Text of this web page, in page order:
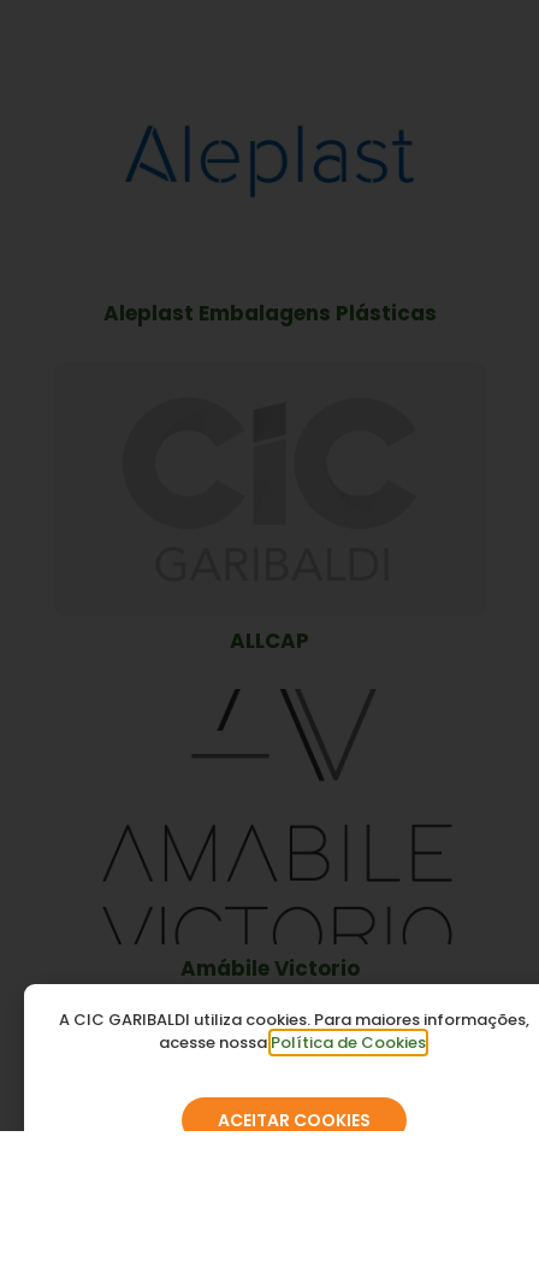
Aleplast Embalagens Plásticas
ALLCAP
Amábile Victorio
A CIC GARIBALDI utiliza cookies. Para maiores informações,
acesse nossa Política de Cookies.
ACEITAR COOKIES